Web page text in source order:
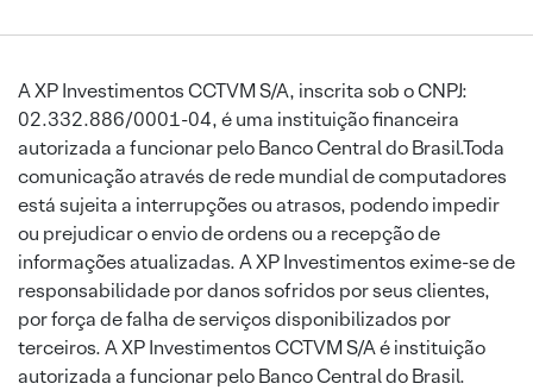
A XP Investimentos CCTVM S/A, inscrita sob o CNPJ:
02.332.886/0001-04, é uma instituição financeira
autorizada a funcionar pelo Banco Central do Brasil.Toda
comunicação através de rede mundial de computadores
está sujeita a interrupções ou atrasos, podendo impedir
ou prejudicar o envio de ordens ou a recepção de
informações atualizadas. A XP Investimentos exime-se de
responsabilidade por danos sofridos por seus clientes,
por força de falha de serviços disponibilizados por
terceiros. A XP Investimentos CCTVM S/A é instituição
autorizada a funcionar pelo Banco Central do Brasil.